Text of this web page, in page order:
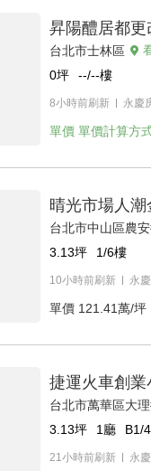
昇陽醴居都
台北市士林區
0坪 --/--樓
8小時前刷新 永慶
單價 單價計算方
晴光市場人潮
台北市中山區農
3.13坪 1/6樓
10小時前刷新 永
單價 121.41萬/坪
捷運火車創
台北市萬華區大
3.13坪 1廳 B1/4
21小時前刷新 永